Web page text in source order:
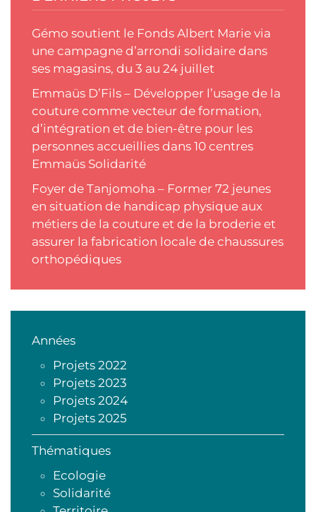
Gémo soutient le Fonds Albert Marie via
une campagne d’arrondi solidaire dans
ses magasins, du 3 au 24 juillet
Emmaüs D’Fils – Développer l’usage de la
couture comme vecteur de formation,
d’intégration et de bien-être pour les
personnes accueillies dans 10 centres
Emmaüs Solidarité
Foyer de Tanjomoha – Former 72 jeunes
en situation de handicap physique aux
métiers de la couture et de la broderie et
assurer la fabrication locale de chaussures
orthopédiques
Années
Projets 2022
Projets 2023
Projets 2024
Projets 2025
Thématiques
Ecologie
Solidarité